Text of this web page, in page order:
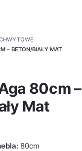
– BETON/BIAŁY MAT
80cm –
Mat
80cm